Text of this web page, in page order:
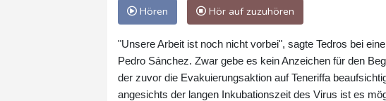
Hören Hör auf zuzuhören
"Unsere Arbeit ist noch nicht vorbei", sagte Tedros bei
Pedro Sánchez. Zwar gebe es kein Anzeichen für den
der zuvor die Evakuierungsaktion auf Teneriffa
angesichts der langen Inkubationszeit des Virus ist es